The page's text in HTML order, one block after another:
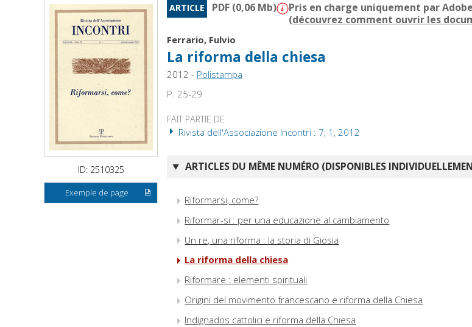
ID: 2510325
Exemple de page
ARTICLE PDF (0,06 Mb)
Pris en charge uniquement par
(découvrez comment ouvrir les
Ferrario, Fulvio
La riforma della chiesa
2012 - Polistampa
P. 25-29
FAIT PARTIE DE
Rivista dell'Associazione Incontri : 7, 1, 2012
ARTICLES DU MÊME NUMÉRO (DISPONIBLES
Riformarsi, come?
Riformar-si : per una educazione al cambiamento
Un re, una riforma : la storia di Giosia
La riforma della chiesa
Riformare : elementi spirituali
Origini del movimento francescano e riforma della Chiesa
Indignados cattolici e riforma della Chiesa